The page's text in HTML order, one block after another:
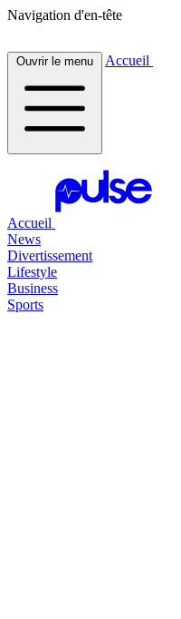
Navigation d'en-tête
Ouvrir le menu Accueil
Accueil
News
Divertissement
Lifestyle
Business
Sports